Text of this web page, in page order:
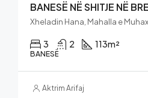
BANESË NË SHITJE NË
3 2 113m²
BANESË
Aktrim Arifaj